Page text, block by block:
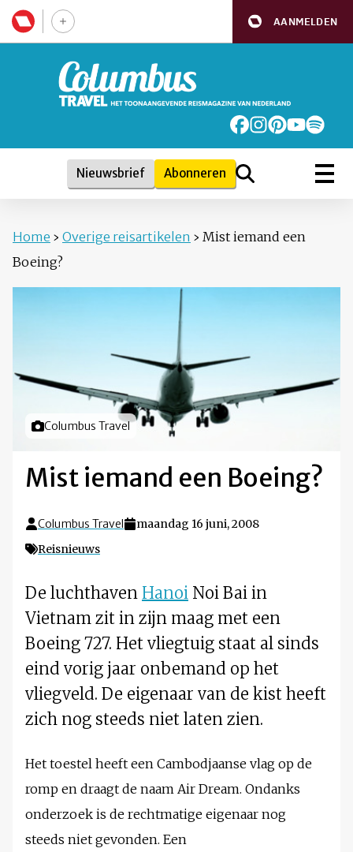
AANMELDEN
Nieuwsbrief Abonneren
Home › Overige reisartikelen › Mist iemand een
Boeing?
Foto door
Columbus Travel
Mist iemand een Boeing?
Columbus Travel
maandag 16 juni, 2008
Reisnieuws
De luchthaven Hanoi Noi Bai in
Vietnam zit in zijn maag met een
Boeing 727. Het vliegtuig staat al sinds
eind vorig jaar onbemand op het
vliegveld. De eigenaar van de kist heeft
zich nog steeds niet laten zien.
Het toestel heeft een Cambodjaanse vlag op de
romp en draagt de naam Air Dream. Ondanks
onderzoek is de rechtmatige eigenaar nog
steeds niet gevonden. Een